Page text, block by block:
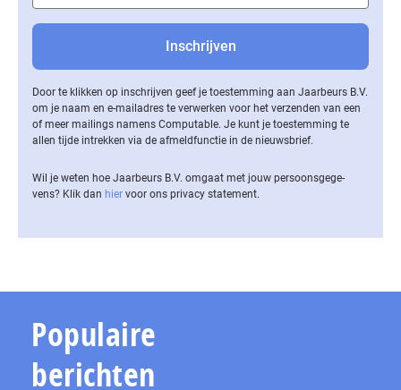
Door te klikken op inschrijven geef je toestemming aan Jaarbeurs B.V.
om je naam en e-mailadres te verwerken voor het verzenden van een
of meer mailings namens Computable. Je kunt je toestemming te
allen tijde intrekken via de af­meld­func­tie in de nieuwsbrief.
Wil je weten hoe Jaarbeurs B.V. omgaat met jouw per­soons­ge­ge­
vens? Klik dan hier voor ons privacy statement.
Populaire
berichten